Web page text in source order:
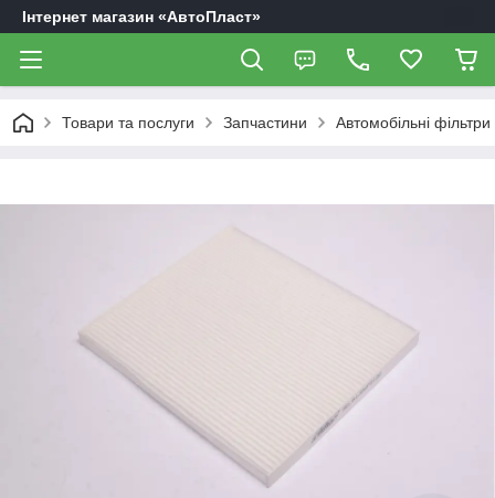
Інтернет магазин «АвтоПласт»
Товари та послуги Запчастини Автомобільні фільтри